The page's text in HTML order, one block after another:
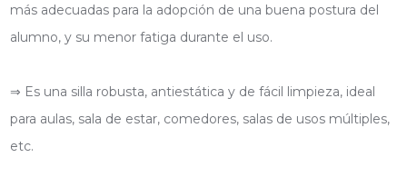
más adecuadas para la adopción de una buena postura del
alumno, y su menor fatiga durante el uso.
⇒ Es una silla robusta, antiestática y de fácil limpieza, ideal
para aulas, sala de estar, comedores, salas de usos múltiples,
etc.